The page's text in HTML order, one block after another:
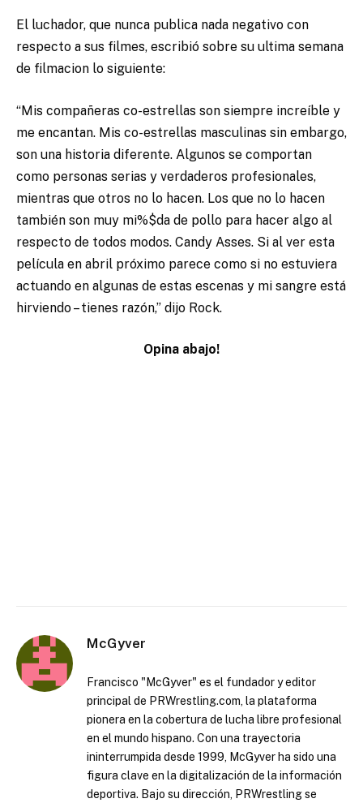
El luchador, que nunca publica nada negativo con
respecto a sus filmes, escribió sobre su ultima semana
de filmacion lo siguiente:
“Mis compañeras co-estrellas son siempre increíble y
me encantan. Mis co-estrellas masculinas sin embargo,
son una historia diferente. Algunos se comportan
como personas serias y verdaderos profesionales,
mientras que otros no lo hacen. Los que no lo hacen
también son muy mi%$da de pollo para hacer algo al
respecto de todos modos. Candy Asses. Si al ver esta
película en abril próximo parece como si no estuviera
actuando en algunas de estas escenas y mi sangre está
hirviendo – tienes razón,” dijo Rock.
Opina abajo!
McGyver
Francisco "McGyver" es el fundador y editor
principal de PRWrestling.com, la plataforma
pionera en la cobertura de lucha libre profesional
en el mundo hispano. Con una trayectoria
ininterrumpida desde 1999, McGyver ha sido una
figura clave en la digitalización de la información
deportiva. Bajo su dirección, PRWrestling se